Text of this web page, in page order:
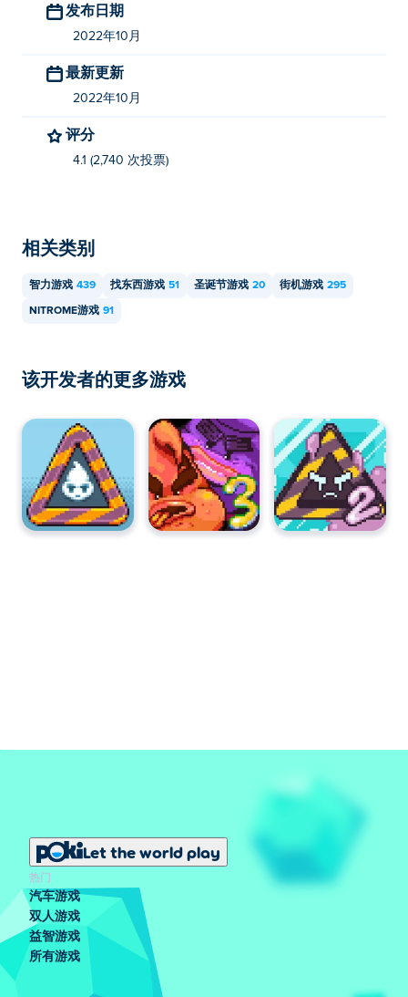
发布日期
2022年10月
最新更新
2022年10月
评分
4.1 (2,740 次投票)
相关类别
智力游戏 439 找东西游戏 51 圣诞节游戏 20 街机游戏 295
NITROME游戏 91
该开发者的更多游戏
Let the world play
热门
汽车游戏
双人游戏
益智游戏
所有游戏